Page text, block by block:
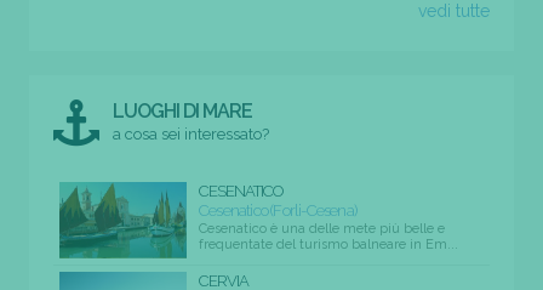
vedi tutte
LUOGHI DI MARE
a cosa sei interessato?
CESENATICO
Cesenatico (Forli-Cesena)
Cesenatico è una delle mete più belle e
frequentate del turismo balneare in Em...
CERVIA